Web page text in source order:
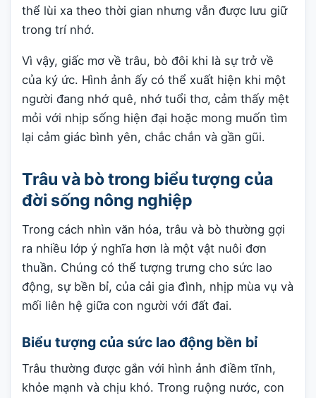
thể lùi xa theo thời gian nhưng vẫn được lưu giữ
trong trí nhớ.
Vì vậy, giấc mơ về trâu, bò đôi khi là sự trở về
của ký ức. Hình ảnh ấy có thể xuất hiện khi một
người đang nhớ quê, nhớ tuổi thơ, cảm thấy mệt
mỏi với nhịp sống hiện đại hoặc mong muốn tìm
lại cảm giác bình yên, chắc chắn và gần gũi.
Trâu và bò trong biểu tượng của
đời sống nông nghiệp
Trong cách nhìn văn hóa, trâu và bò thường gợi
ra nhiều lớp ý nghĩa hơn là một vật nuôi đơn
thuần. Chúng có thể tượng trưng cho sức lao
động, sự bền bỉ, của cải gia đình, nhịp mùa vụ và
mối liên hệ giữa con người với đất đai.
Biểu tượng của sức lao động bền bỉ
Trâu thường được gắn với hình ảnh điềm tĩnh,
khỏe mạnh và chịu khó. Trong ruộng nước, con